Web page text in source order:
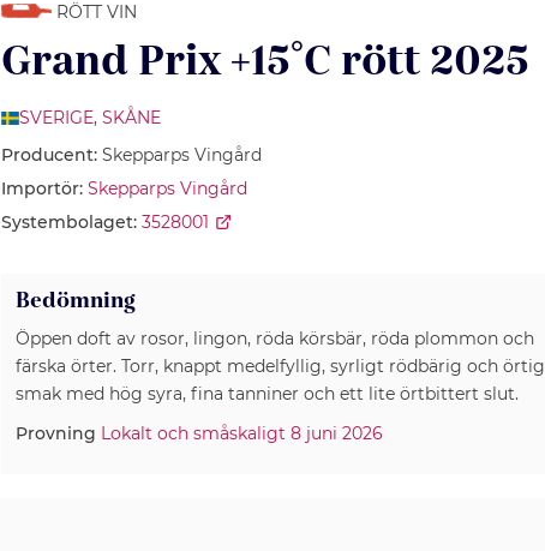
RÖTT VIN
Grand Prix +15°C rött 2025
SVERIGE,SKÅNE
Producent:Skepparps Vingård
Importör: Skepparps Vingård
Systembolaget: 3528001
Bedömning
Öppen doft av rosor, lingon, röda körsbär, röda plommon och
färska örter. Torr, knappt medelfyllig, syrligt rödbärig och örtig
smak med hög syra, fina tanniner och ett lite örtbittert slut.
Provning Lokalt och småskaligt 8 juni 2026